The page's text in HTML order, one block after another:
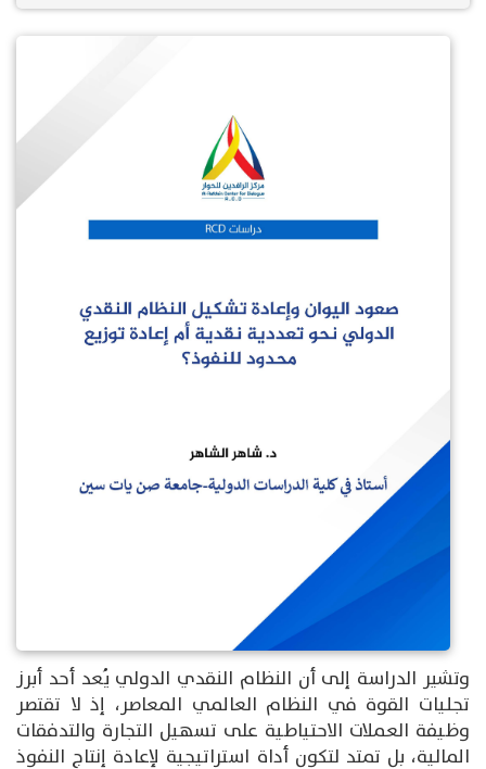
وتشير الدراسة إلى أن النظام النقدي الدولي يُعد أحد أبرز
تجليات القوة في النظام العالمي المعاصر، إذ لا تقتصر
وظيفة العملات الاحتياطية على تسهيل التجارة والتدفقات
المالية، بل تمتد لتكون أداة استراتيجية لإعادة إنتاج النفوذ